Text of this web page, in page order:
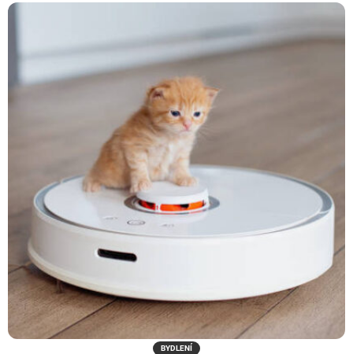
BYDLENÍ